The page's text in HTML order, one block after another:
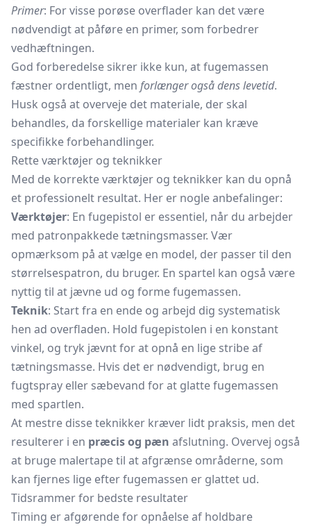
Primer: For visse porøse overflader kan det være
nødvendigt at påføre en primer, som forbedrer
vedhæftningen.
God forberedelse sikrer ikke kun, at fugemassen
fæstner ordentligt, men forlænger også dens levetid.
Husk også at overveje det materiale, der skal
behandles, da forskellige materialer kan kræve
specifikke forbehandlinger.
Rette værktøjer og teknikker
Med de korrekte værktøjer og teknikker kan du opnå
et professionelt resultat. Her er nogle anbefalinger:
Værktøjer: En fugepistol er essentiel, når du arbejder
med patronpakkede tætningsmasser. Vær
opmærksom på at vælge en model, der passer til den
størrelsespatron, du bruger. En spartel kan også være
nyttig til at jævne ud og forme fugemassen.
Teknik: Start fra en ende og arbejd dig systematisk
hen ad overfladen. Hold fugepistolen i en konstant
vinkel, og tryk jævnt for at opnå en lige stribe af
tætningsmasse. Hvis det er nødvendigt, brug en
fugtspray eller sæbevand for at glatte fugemassen
med spartlen.
At mestre disse teknikker kræver lidt praksis, men det
resulterer i en præcis og pæn afslutning. Overvej også
at bruge malertape til at afgrænse områderne, som
kan fjernes lige efter fugemassen er glattet ud.
Tidsrammer for bedste resultater
Timing er afgørende for opnåelse af holdbare